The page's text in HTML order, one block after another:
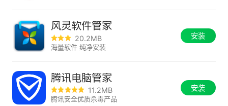
风灵软件管家
20.2MB
海量软件 纯净安装
安装
腾讯电脑管家
11.2MB
腾讯安全优质杀毒产品
安装